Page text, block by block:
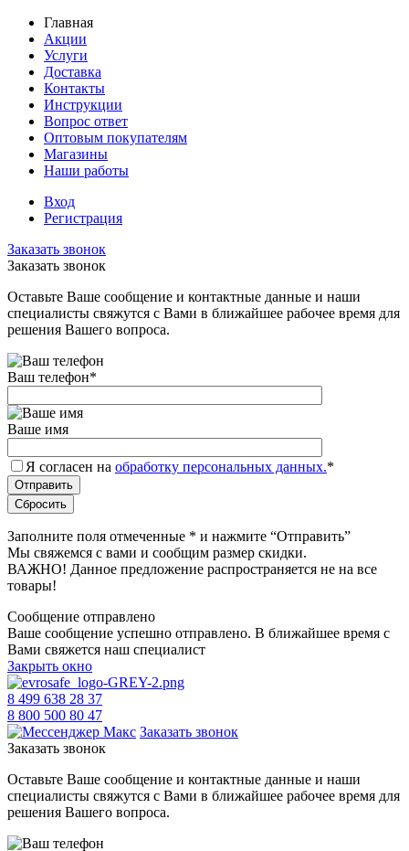
Главная
Акции
Услуги
Доставка
Контакты
Инструкции
Вопрос ответ
Оптовым покупателям
Магазины
Наши работы
Вход
Регистрация
Заказать звонок
Заказать звонок
Оставьте Ваше сообщение и контактные данные и наши
специалисты свяжутся с Вами в ближайшее рабочее время для
решения Вашего вопроса.
Ваш телефон*
Ваше имя
Я согласен на обработку персональных данных.*
Заполните поля отмеченные * и нажмите “Отправить”
Мы свяжемся с вами и сообщим размер скидки.
ВАЖНО! Данное предложение распространяется не на все
товары!
Сообщение отправлено
Ваше сообщение успешно отправлено. В ближайшее время с
Вами свяжется наш специалист
Закрыть окно
8 499 638 28 37
8 800 500 80 47
Заказать звонок
Заказать звонок
Оставьте Ваше сообщение и контактные данные и наши
специалисты свяжутся с Вами в ближайшее рабочее время для
решения Вашего вопроса.